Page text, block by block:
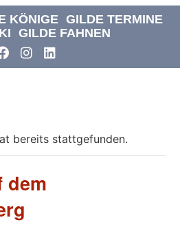
KÖNIGE GILDE TERMINE
GILDE FAHNEN
bereits stattgefunden.
dem